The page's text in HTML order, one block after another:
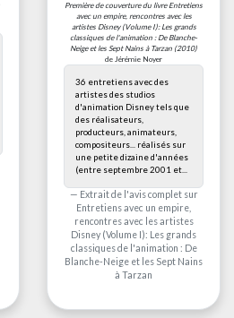
Première de couverture du livreEntretiens
avec un empire, rencontres avec les
artistes Disney (Volume I): Les grands
classiques de l'animation : De Blanche-
Neige et les Sept Nains à Tarzan (2010)
de Jérémie Noyer
36 entretiens avec des
artistes des studios
d'animation Disney tels que
des réalisateurs,
producteurs, animateurs,
compositeurs... réalisés sur
une petite dizaine d'années
(entre septembre 2001 et...
Extrait de l'avis complet sur
Entretiens avec un empire,
rencontres avec les artistes
Disney (Volume I): Les grands
classiques de l'animation : De
Blanche-Neige et les Sept Nains
à Tarzan